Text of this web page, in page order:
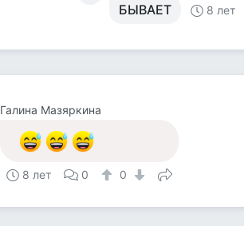
БЫВАЕТ 8 лет
Галина Мазяркина
8 лет 0 0